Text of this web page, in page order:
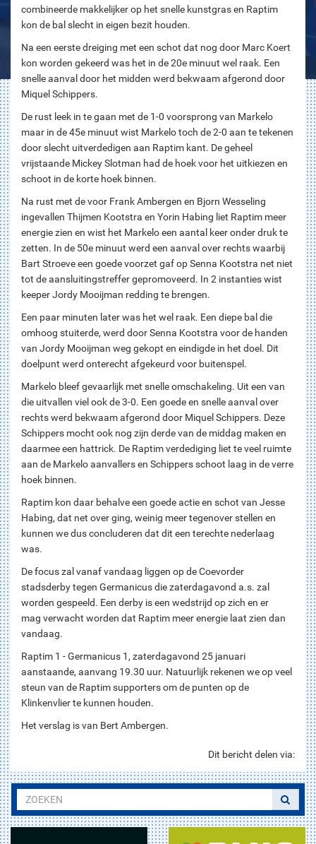
combineerde makkelijker op het snelle kunstgras en Raptim
kon de bal slecht in eigen bezit houden.
Na een eerste dreiging met een schot dat nog door Marc Koert
kon worden gekeerd was het in de 20e minuut wel raak. Een
snelle aanval door het midden werd bekwaam afgerond door
Miquel Schippers.
De rust leek in te gaan met de 1-0 voorsprong van Markelo
maar in de 45e minuut wist Markelo toch de 2-0 aan te tekenen
door slecht uitverdedigen aan Raptim kant. De geheel
vrijstaande Mickey Slotman had de hoek voor het uitkiezen en
schoot in de korte hoek binnen.
Na rust met de voor Frank Ambergen en Bjorn Wesseling
ingevallen Thijmen Kootstra en Yorin Habing liet Raptim meer
energie zien en wist het Markelo een aantal keer onder druk te
zetten. In de 50e minuut werd een aanval over rechts waarbij
Bart Stroeve een goede voorzet gaf op Senna Kootstra net niet
tot de aansluitingstreffer gepromoveerd. In 2 instanties wist
keeper Jordy Mooijman redding te brengen.
Een paar minuten later was het wel raak. Een diepe bal die
omhoog stuiterde, werd door Senna Kootstra voor de handen
van Jordy Mooijman weg gekopt en eindigde in het doel. Dit
doelpunt werd onterecht afgekeurd voor buitenspel.
Markelo bleef gevaarlijk met snelle omschakeling. Uit een van
die uitvallen viel ook de 3-0. Een goede en snelle aanval over
rechts werd bekwaam afgerond door Miquel Schippers. Deze
Schippers mocht ook nog zijn derde van de middag maken en
daarmee een hattrick. De Raptim verdediging liet te veel ruimte
aan de Markelo aanvallers en Schippers schoot laag in de verre
hoek binnen.
Raptim kon daar behalve een goede actie en schot van Jesse
Habing, dat net over ging, weinig meer tegenover stellen en
kunnen we dus concluderen dat dit een terechte nederlaag
was.
De focus zal vanaf vandaag liggen op de Coevorder
stadsderby tegen Germanicus die zaterdagavond a.s. zal
worden gespeeld. Een derby is een wedstrijd op zich en er
mag verwacht worden dat Raptim meer energie laat zien dan
vandaag.
Raptim 1 - Germanicus 1, zaterdagavond 25 januari
aanstaande, aanvang 19.30 uur. Natuurlijk rekenen we op veel
steun van de Raptim supporters om de punten op de
Klinkenvlier te kunnen houden.
Het verslag is van Bert Ambergen.
Dit bericht delen via: